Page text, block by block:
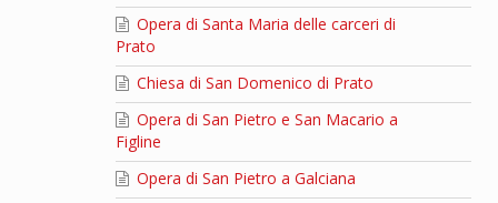
Opera di Santa Maria delle carceri di
Prato
Chiesa di San Domenico di Prato
Opera di San Pietro e San Macario a
Figline
Opera di San Pietro a Galciana